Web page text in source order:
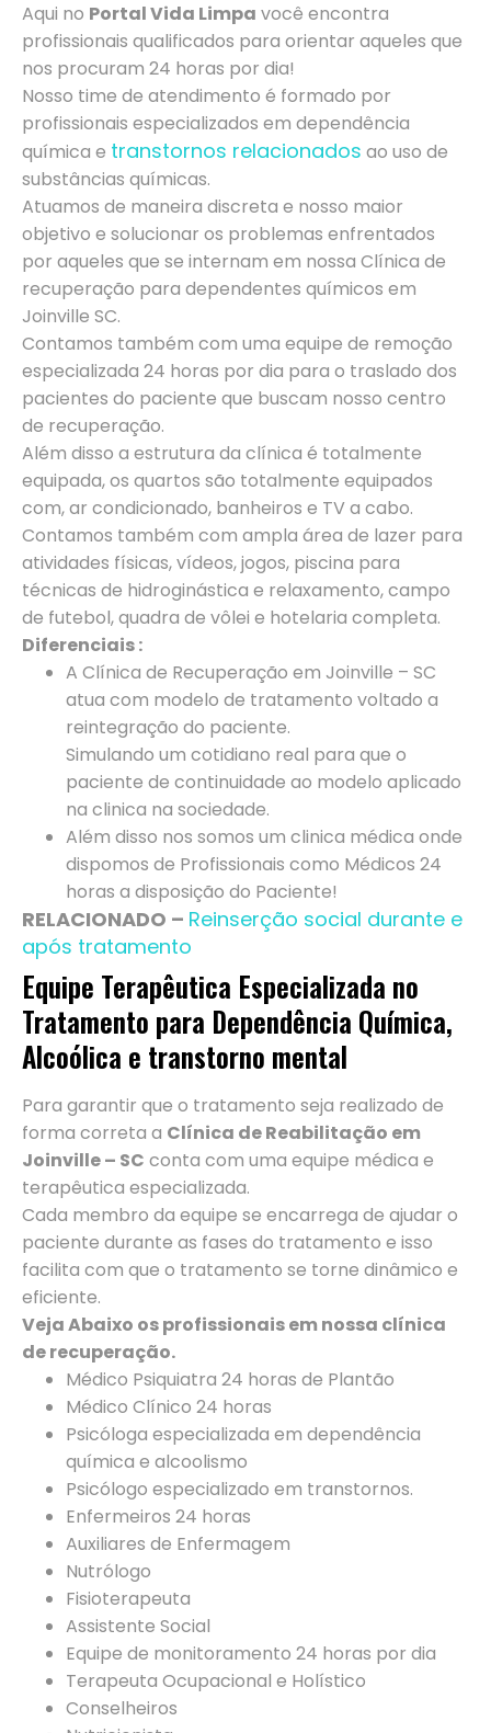
Aqui no Portal Vida Limpa você encontra
profissionais qualificados para orientar aqueles que
nos procuram 24 horas por dia!
Nosso time de atendimento é formado por
profissionais especializados em dependência
química e transtornos relacionados ao uso de
substâncias químicas.
Atuamos de maneira discreta e nosso maior
objetivo e solucionar os problemas enfrentados
por aqueles que se internam em nossa Clínica de
recuperação para dependentes químicos em
Joinville SC.
Contamos também com uma equipe de remoção
especializada 24 horas por dia para o traslado dos
pacientes do paciente que buscam nosso centro
de recuperação.
Além disso a estrutura da clínica é totalmente
equipada, os quartos são totalmente equipados
com, ar condicionado, banheiros e TV a cabo.
Contamos também com ampla área de lazer para
atividades físicas, vídeos, jogos, piscina para
técnicas de hidroginástica e relaxamento, campo
de futebol, quadra de vôlei e hotelaria completa.
Diferenciais :
A Clínica de Recuperação em Joinville – SC
atua com modelo de tratamento voltado a
reintegração do paciente.
Simulando um cotidiano real para que o
paciente de continuidade ao modelo aplicado
na clinica na sociedade.
Além disso nos somos um clinica médica onde
dispomos de Profissionais como Médicos 24
horas a disposição do Paciente!
RELACIONADO – Reinserção social durante e
após tratamento
Equipe Terapêutica Especializada no
Tratamento para Dependência Química,
Alcoólica e transtorno mental
Para garantir que o tratamento seja realizado de
forma correta a Clínica de Reabilitação em
Joinville – SC conta com uma equipe médica e
terapêutica especializada.
Cada membro da equipe se encarrega de ajudar o
paciente durante as fases do tratamento e isso
facilita com que o tratamento se torne dinâmico e
eficiente.
Veja Abaixo os profissionais em nossa clínica
de recuperação.
Médico Psiquiatra 24 horas de Plantão
Médico Clínico 24 horas
Psicóloga especializada em dependência
química e alcoolismo
Psicólogo especializado em transtornos.
Enfermeiros 24 horas
Auxiliares de Enfermagem
Nutrólogo
Fisioterapeuta
Assistente Social
Equipe de monitoramento 24 horas por dia
Terapeuta Ocupacional e Holístico
Conselheiros